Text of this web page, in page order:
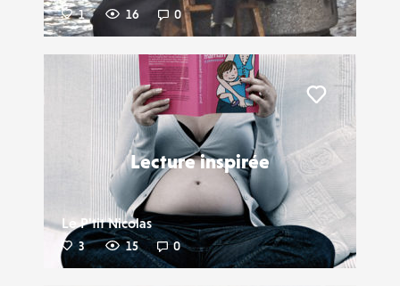
1 16 0
Lecture inspirée
Le P'tit Nicolas
3 15 0